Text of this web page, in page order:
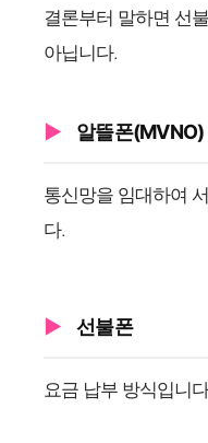
결론부터 말하면 선
아닙니다.
알뜰폰(MVNO)
통신망을 임대하여
다.
선불폰
요금 납부 방식입니